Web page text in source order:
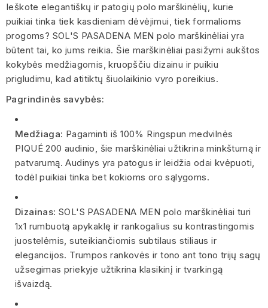
Ieškote elegantiškų ir patogių polo marškinėlių, kurie
puikiai tinka tiek kasdieniam dėvėjimui, tiek formalioms
progoms? SOL'S PASADENA MEN polo marškinėliai yra
būtent tai, ko jums reikia. Šie marškinėliai pasižymi aukštos
kokybės medžiagomis, kruopščiu dizainu ir puikiu
prigludimu, kad atitiktų šiuolaikinio vyro poreikius.
Pagrindinės savybės:
Medžiaga: Pagaminti iš 100% Ringspun medvilnės
PIQUÉ 200 audinio, šie marškinėliai užtikrina minkštumą ir
patvarumą. Audinys yra patogus ir leidžia odai kvėpuoti,
todėl puikiai tinka bet kokioms oro sąlygoms.
Dizainas: SOL'S PASADENA MEN polo marškinėliai turi
1x1 rumbuotą apykaklę ir rankogalius su kontrastingomis
juostelėmis, suteikiančiomis subtilaus stiliaus ir
elegancijos. Trumpos rankovės ir tono ant tono trijų sagų
užsegimas priekyje užtikrina klasikinį ir tvarkingą
išvaizdą.